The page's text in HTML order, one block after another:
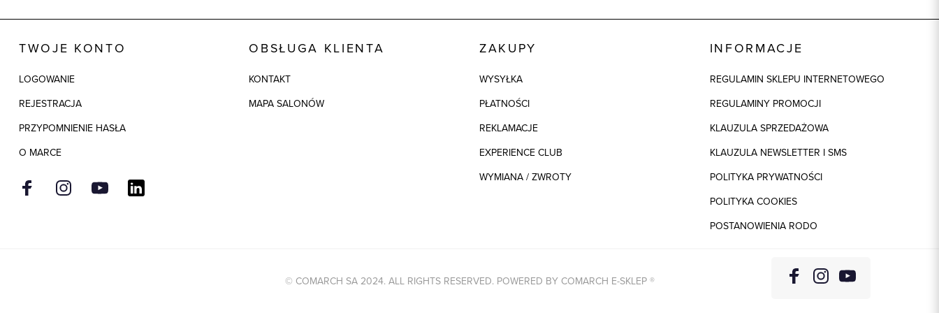
TWOJE KONTO
LOGOWANIE
REJESTRACJA
PRZYPOMNIENIE HASŁA
O MARCE
OBSŁUGA KLIENTA
KONTAKT
MAPA SALONÓW
ZAKUPY
WYSYŁKA
PŁATNOŚCI
REKLAMACJE
EXPERIENCE CLUB
WYMIANA / ZWROTY
INFORMACJE
REGULAMIN SKLEPU INTERNETOWEGO
REGULAMINY PROMOCJI
KLAUZULA SPRZEDAŻOWA
KLAUZULA NEWSLETTER I SMS
POLITYKA PRYWATNOŚCI
POLITYKA COOKIES
POSTANOWIENIA RODO
© COMARCH SA 2024. ALL RIGHTS RESERVED. POWERED BY COMARCH E-SKLEP®